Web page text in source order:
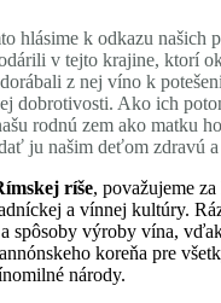
hlásime k odkazu našich
v tejto krajine, ktorí
z nej víno k
dobrotivosti. Ako ich
rodnú zem ako matku
ju našim deťom zdravú a
ríše, považujeme
a vínnej kultúry.
spôsoby výroby vína,
koreňa pre
národy.